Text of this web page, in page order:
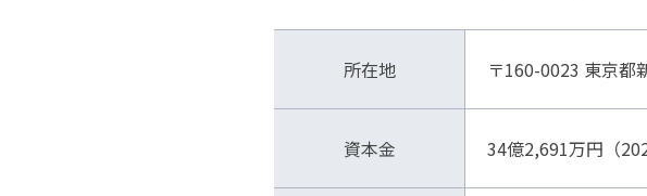
所在地 〒160-0023 東京都
資本金 34億2,691万円（